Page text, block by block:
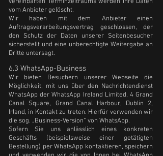
vom Anbieter gelöscht.
Wir haben mit dem Anbieter einen
Auftragsverarbeitungsvertrag geschlossen, der
den Schutz der Daten unserer Seitenbesucher
sicherstellt und eine unberechtigte Weitergabe an
Dritte untersagt.
6.3 WhatsApp-Business
Wir bieten Besuchern unserer Webseite die
Möglichkeit, mit uns über den Nachrichtendienst
WhatsApp der WhatsApp Ireland Limited, 4 Grand
Canal Square, Grand Canal Harbour, Dublin 2,
Irland, in Kontakt zu treten. Hierfür verwenden wir
die sog. „Business-Version“ von WhatsApp.
Sofern Sie uns anlässlich eines konkreten
Geschäfts (beispielsweise einer getätigten
Bestellung) per WhatsApp kontaktieren, speichern